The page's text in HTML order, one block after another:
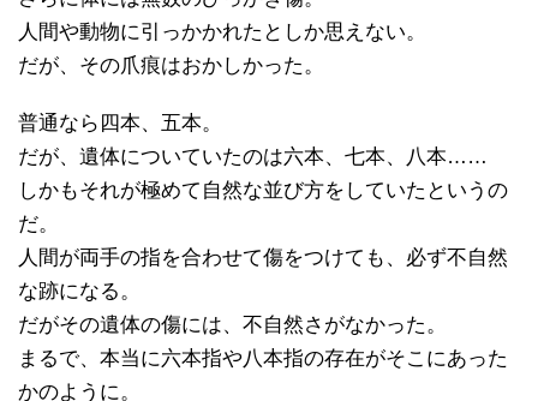
人間や動物に引っかかれたとしか思えない。
だが、その爪痕はおかしかった。
普通なら四本、五本。
だが、遺体についていたのは六本、七本、八本……
しかもそれが極めて自然な並び方をしていたというの
だ。
人間が両手の指を合わせて傷をつけても、必ず不自然
な跡になる。
だがその遺体の傷には、不自然さがなかった。
まるで、本当に六本指や八本指の存在がそこにあった
かのように。